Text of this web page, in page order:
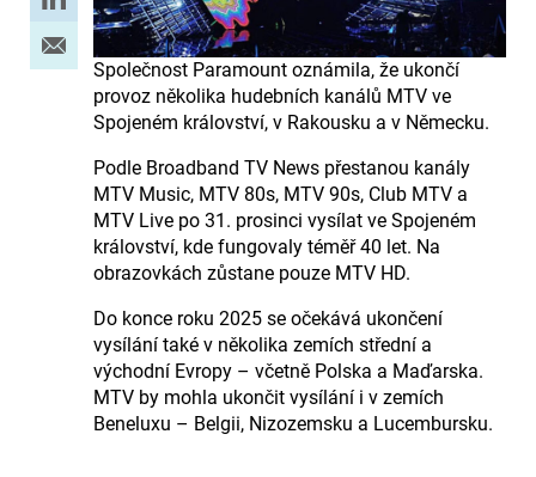
Společnost Paramount oznámila, že ukončí
provoz několika hudebních kanálů MTV ve
Spojeném království, v Rakousku a v Německu.
Podle Broadband TV News přestanou kanály
MTV Music, MTV 80s, MTV 90s, Club MTV a
MTV Live po 31. prosinci vysílat ve Spojeném
království, kde fungovaly téměř 40 let. Na
obrazovkách zůstane pouze MTV HD.
Do konce roku 2025 se očekává ukončení
vysílání také v několika zemích střední a
východní Evropy – včetně Polska a Maďarska.
MTV by mohla ukončit vysílání i v zemích
Beneluxu – Belgii, Nizozemsku a Lucembursku.